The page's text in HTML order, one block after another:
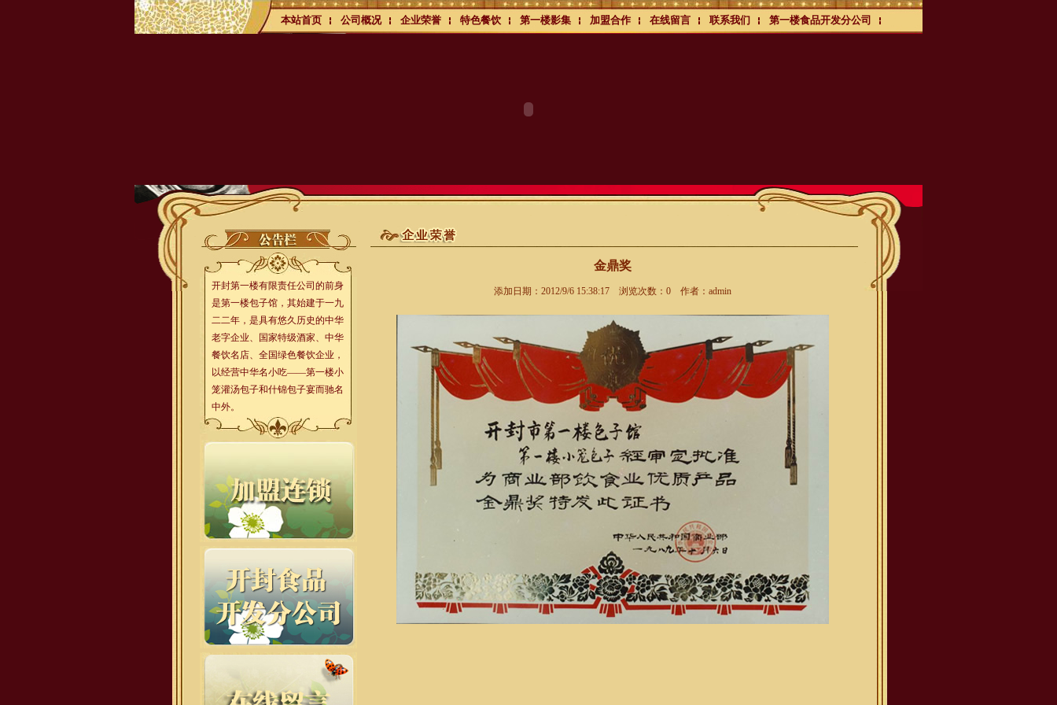
本站首页 公司概况 企业荣誉 特色餐饮 第一楼影集 加盟合作 在线留言 联系我们 第一楼食品开发分公司
开封第一楼有限责任公司的前身
是第一楼包子馆，其始建于一九
二二年，是具有悠久历史的中华
老字企业、国家特级酒家、中华
餐饮名店、全国绿色餐饮企业，
以经营中华名小吃——第一楼小
笼灌汤包子和什锦包子宴而驰名
中外。
金鼎奖
添加日期：2012/9/6 15:38:17 浏览次数：0 作者：admin